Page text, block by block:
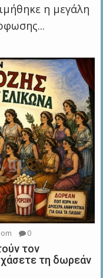
η μεγάλη
0
τον
τη δωρεάν